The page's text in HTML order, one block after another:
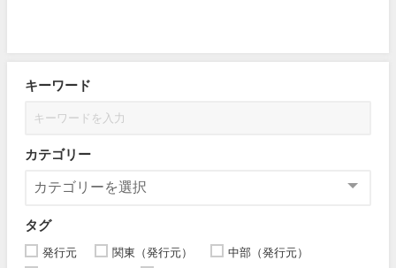
キーワード
カテゴリー
タグ
発行元 関東（発行元）
中部（発行元）